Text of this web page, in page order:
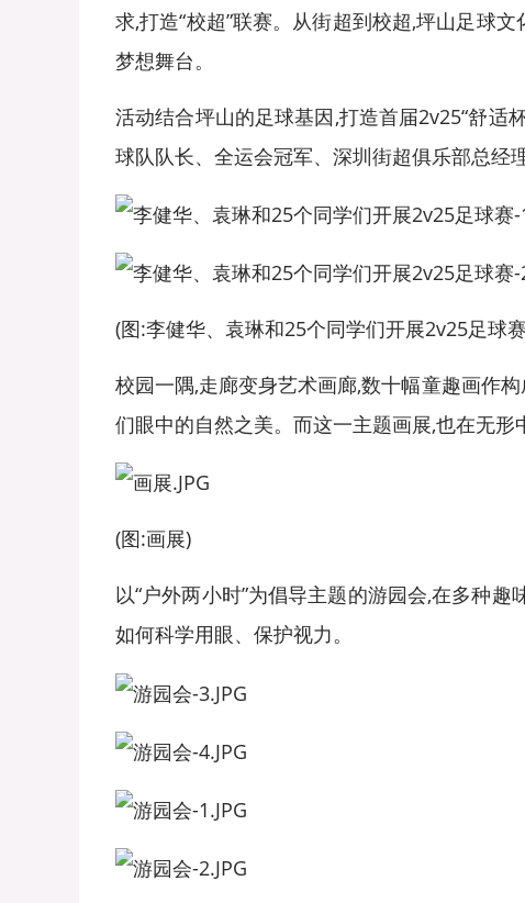
求,打造“校超”联赛。从街超到校超,坪山足球
梦想舞台。
活动结合坪山的足球基因,打造首届2v25“舒
球队队长、全运会冠军、深圳街超俱乐部总经
(图:李健华、袁琳和25个同学们开展2v25足球
校园一隅,走廊变身艺术画廊,数十幅童趣画作
们眼中的自然之美。而这一主题画展,也在无
(图:画展)
以“户外两小时”为倡导主题的游园会,在多种
如何科学用眼、保护视力。